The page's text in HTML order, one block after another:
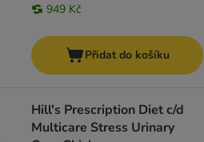
949 Kč
Přidat do košíku
Hill's Prescription Diet c/d
Multicare Stress Urinary